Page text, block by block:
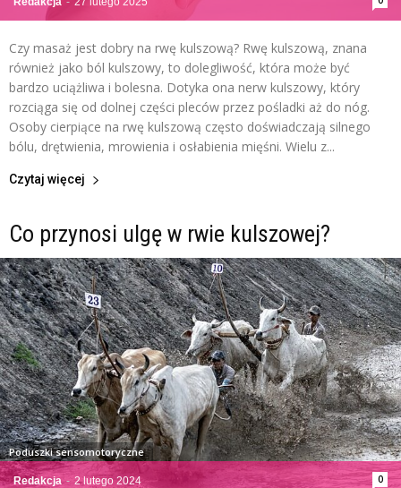
Czy masaż jest dobry na rwę kulszową? Rwę kulszową, znana
również jako ból kulszowy, to dolegliwość, która może być
bardzo uciążliwa i bolesna. Dotyka ona nerw kulszowy, który
rozciąga się od dolnej części pleców przez pośladki aż do nóg.
Osoby cierpiące na rwę kulszową często doświadczają silnego
bólu, drętwienia, mrowienia i osłabienia mięśni. Wielu z...
Czytaj więcej
Co przynosi ulgę w rwie kulszowej?
Redakcja - 2 lutego 2024 0
Poduszki sensomotoryczne